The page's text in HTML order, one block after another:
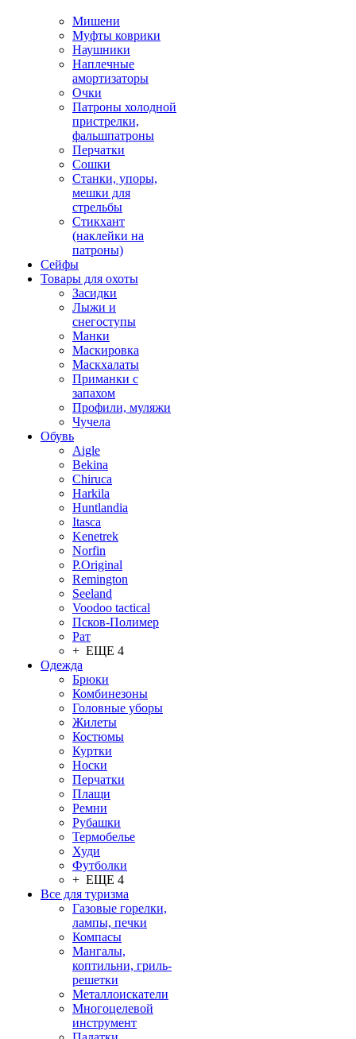
Мишени
Муфты коврики
Наушники
Наплечные
амортизаторы
Очки
Патроны холодной
пристрелки,
фальшпатроны
Перчатки
Сошки
Станки, упоры,
мешки для
стрельбы
Стикхант
(наклейки на
патроны)
Сейфы
Товары для охоты
Засидки
Лыжи и
снегоступы
Манки
Маскировка
Маскхалаты
Приманки с
запахом
Профили, муляжи
Чучела
Обувь
Aigle
Bekina
Chiruсa
Harkila
Huntlandia
Itasca
Kenetrek
Norfin
P.Original
Remington
Seeland
Voodoo tactical
Псков-Полимер
Рат
+ ЕЩЕ 4
Одежда
Брюки
Комбинезоны
Головные уборы
Жилеты
Костюмы
Куртки
Носки
Перчатки
Плащи
Ремни
Рубашки
Термобелье
Худи
Футболки
+ ЕЩЕ 4
Все для туризма
Газовые горелки,
лампы, печки
Компасы
Мангалы,
коптильни, гриль-
решетки
Металлоискатели
Многоцелевой
инструмент